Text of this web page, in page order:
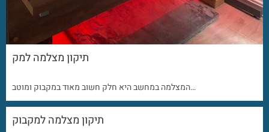
תיקון מצלמה למק
המצלמה במחשב היא חלק חשוב מאוד במקבוק ומוטב…
תיקון מצלמה למקבוק